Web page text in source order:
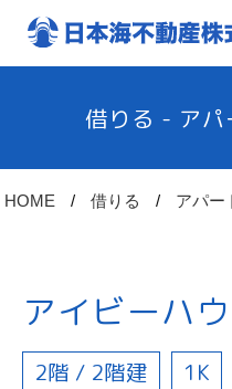
借りる - アパ
HOME 借りる アパー
アイビーハ
2階 / 2階建 1K